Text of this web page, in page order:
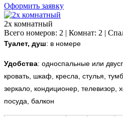
Оформить заявку
2х комнатный
Всего номеров: 2 | Комнат: 2 |
Туалет, душ: в номере
Удобства: односпальные или
кровать, шкаф, кресла, стулья,
зеркало, кондиционер, телевизор,
посуда, балкон